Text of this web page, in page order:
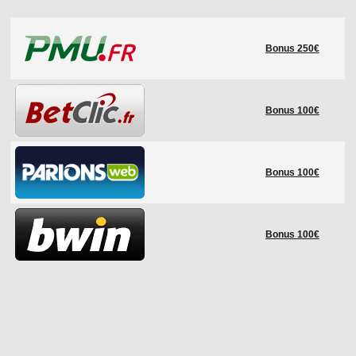
LES STADES
HISTORIQUE
COUPE DES CONFÉDÉRATIONS
Bonus 250€
Bonus 100€
Bonus 100€
Bonus 100€